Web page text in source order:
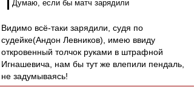
Думаю, если бы матч зарядили
Видимо всё-таки зарядили, судя по
судейке(Андон Левников), имею ввиду
откровенный толчок руками в штрафной
Игнашевича, нам бы тут же влепили пендаль,
не задумываясь!